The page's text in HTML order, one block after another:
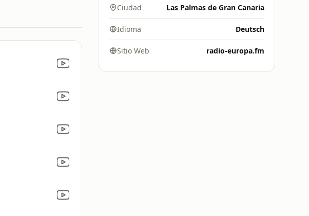
Ciudad Las Palmas de Gran Canaria
Idioma Deutsch
Sitio Web radio-europa.fm